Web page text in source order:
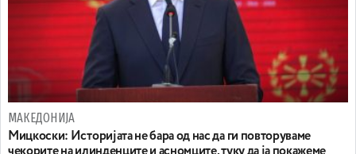
МАКЕДОНИЈА
Мицкоски: Историјата не бара од нас да ги повторуваме